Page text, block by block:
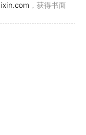
，获得书面